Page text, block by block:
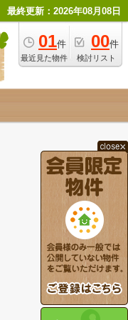
最終更新：2026年08月08日
01件
最近見た物件
00件
検討リスト